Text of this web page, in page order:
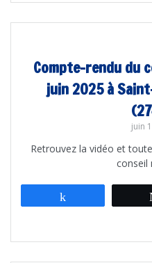
Compte-rendu du
juin 2025 à
juin
Retrouvez la vidéo et
conseil